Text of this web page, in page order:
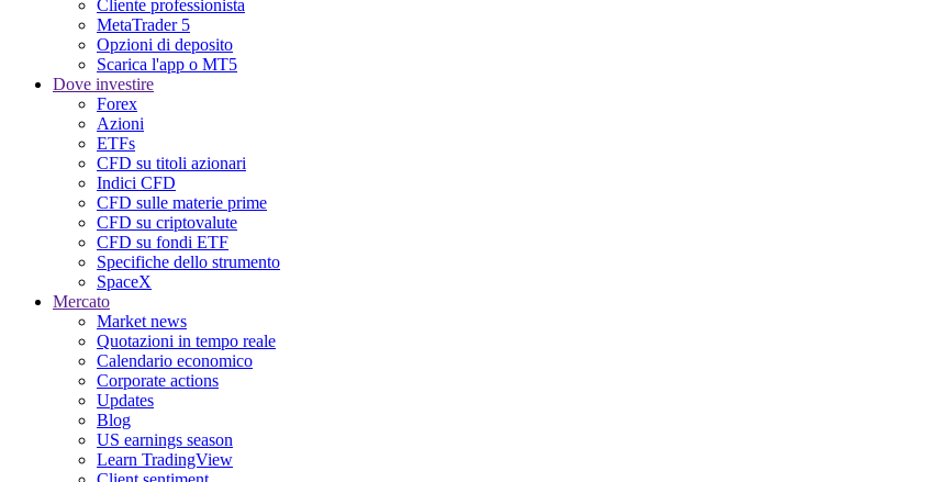
Cliente professionista
MetaTrader 5
Opzioni di deposito
Scarica l'app o MT5
Dove investire
Forex
Azioni
ETFs
CFD su titoli azionari
Indici CFD
CFD sulle materie prime
CFD su criptovalute
CFD su fondi ETF
Specifiche dello strumento
SpaceX
Mercato
Market news
Quotazioni in tempo reale
Calendario economico
Corporate actions
Updates
Blog
US earnings season
Learn TradingView